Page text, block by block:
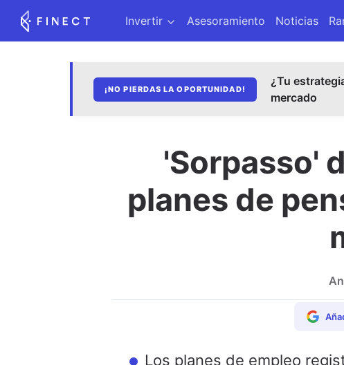
Invertir Asesoramiento Noticias
¡NO PIERDAS LA OPORTUNIDAD!
¿Tu
mercado
'Sorpasso'
planes de
Los planes de empleo